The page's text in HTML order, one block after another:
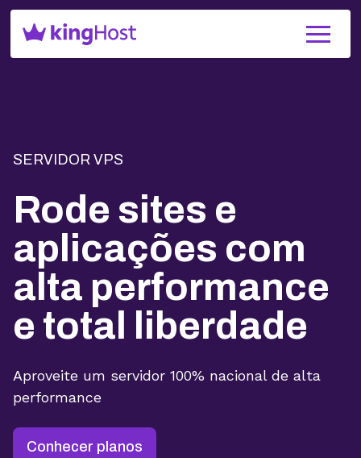
SERVIDOR VPS
Rode sites e
aplicações com
alta performance
e total liberdade
Aproveite um servidor 100% nacional de alta
performance
Conhecer planos